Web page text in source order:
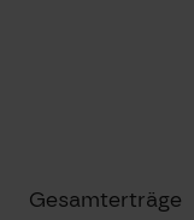
Gesamterträge